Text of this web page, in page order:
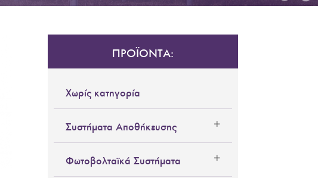
ΠΡΟΪΟΝΤΑ:
Χωρίς κατηγορία
Συστήματα Αποθήκευσης
Φωτοβολταϊκά Συστήματα